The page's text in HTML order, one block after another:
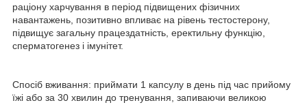
раціону харчування в період підвищених фізичних
навантажень, позитивно впливає на рівень тестостерону,
підвищує загальну працездатність, еректильну функцію,
сперматогенез і імунітет.
Спосіб вживання: приймати 1 капсулу в день під час прийому
їжі або за 30 хвилин до тренування, запиваючи великою